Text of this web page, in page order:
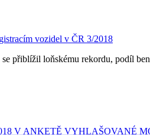
vozidel v ČR 3/2018
přiblížil loňskému rekordu, podíl
V ANKETĚ VYHLAŠOVANÉ